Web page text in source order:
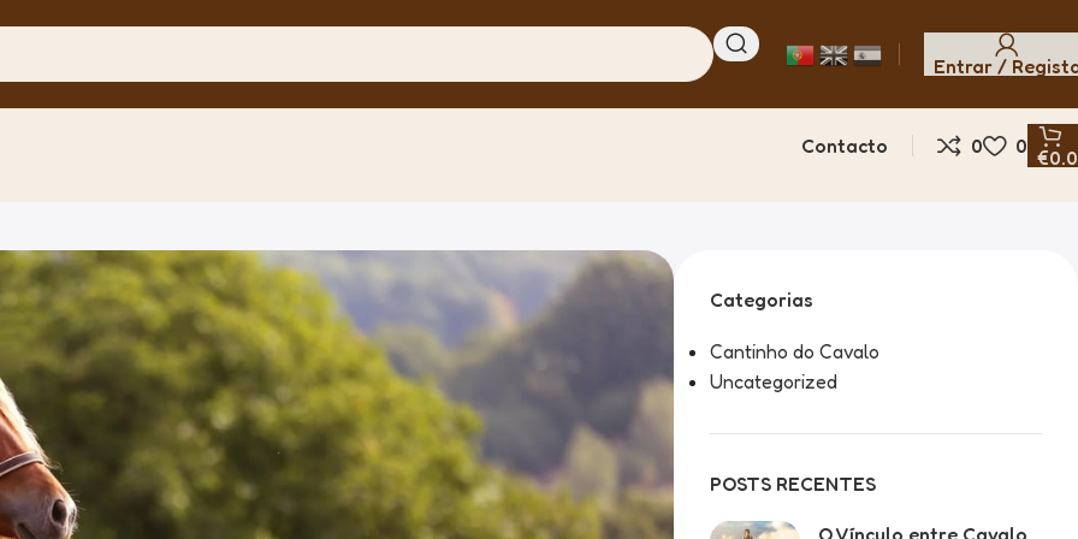
Entrar /
Contacto 0 0 €
Categorias
Cantinho do Cavalo
Uncategorized
POSTS RECENTES
O Vínculo entre Cavalo